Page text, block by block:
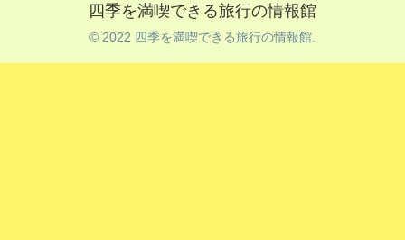
四季を満喫できる旅行の情報館
© 2022 四季を満喫できる旅行の情報館.